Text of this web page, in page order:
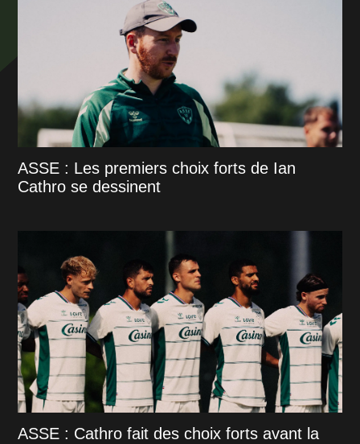
ASSE : Les premiers choix forts de Ian
Cathro se dessinent
ASSE : Cathro fait des choix forts avant la